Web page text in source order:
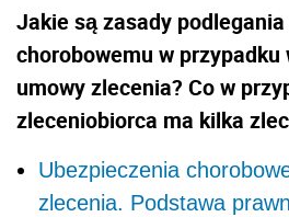
Jakie są zasady
chorobowemu w przypadku
umowy zlecenia? Co w
zleceniobiorca ma kilka
Ubezpieczenia
zlecenia. Podstawa